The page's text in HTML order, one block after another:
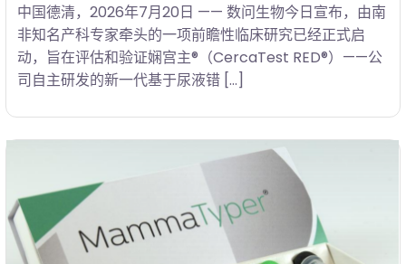
中国德清，2026年7月20日 —— 数问生物今日宣布，由南
非知名产科专家牵头的一项前瞻性临床研究已经正式启
动，旨在评估和验证娴宫主®（CercaTest RED®）——公
司自主研发的新一代基于尿液错 […]